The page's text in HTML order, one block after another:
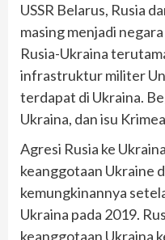
USSR Belarus, Rusia
masing menjadi
Rusia-Ukraina
infrastruktur militer
terdapat di Ukraina.
Ukraina, dan isu
Agresi Rusia ke
keanggotaan Ukraine
kemungkinannya
Ukraina pada 2019.
keanggotaan Ukraina